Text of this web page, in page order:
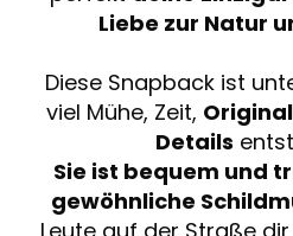
Liebe zur Natur
Diese Snapback ist
viel Mühe, Zeit,
Details
Sie ist bequem und
gewöhnliche